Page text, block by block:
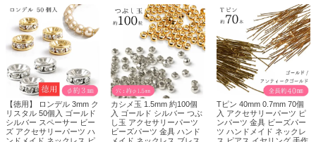
【徳用】 ロンデル 3mm ク
リスタル 50個入 ゴールド
シルバー スペーサー ビー
ズ アクセサリーパーツ ハ
ンドメイド ネックレス ピ
カシメ玉 1.5mm 約100個
入 ゴールド シルバー つぶ
し玉 アクセサリーパーツ
ビーズパーツ 金具 ハンド
メイド ネックレス ブレス
Tピン 40mm 0.7mm 70個
入 アクセサリーパーツ ピ
ンパーツ 金具 ビーズパー
ツ ハンドメイド ネックレ
ス ピアス イヤリング 手作